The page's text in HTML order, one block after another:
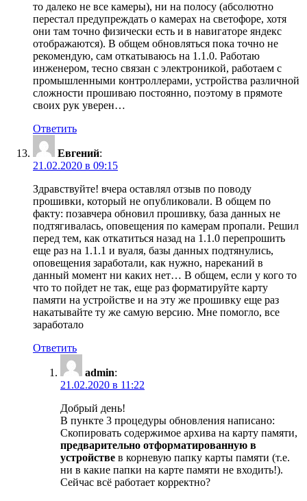
то далеко не все камеры), ни на полосу (абсолютно
перестал предупреждать о камерах на светофоре, хотя
они там точно физически есть и в навигаторе яндекс
отображаются). В общем обновляться пока точно не
рекомендую, сам откатываюсь на 1.1.0. Работаю
инженером, тесно связан с электроникой, работаем с
промышленными контроллерами, устройства различной
сложности прошиваю постоянно, поэтому в прямоте
своих рук уверен…
Ответить
Евгений:
21.02.2020 в 09:15
Здравствуйте! вчера оставлял отзыв по поводу
прошивки, который не опубликовали. В общем по
факту: позавчера обновил прошивку, база данных не
подтягивалась, оповещения по камерам пропали. Решил
перед тем, как откатиться назад на 1.1.0 перепрошить
еще раз на 1.1.1 и вуаля, базы данных подтянулись,
оповещения заработали, как нужно, нареканий в
данный момент ни каких нет… В общем, если у кого то
что то пойдет не так, еще раз форматируйте карту
памяти на устройстве и на эту же прошивку еще раз
накатывайте ту же самую версию. Мне помогло, все
заработало
Ответить
admin:
21.02.2020 в 11:22
Добрый день!
В пункте 3 процедуры обновления написано:
Скопировать содержимое архива на карту памяти,
предварительно отформатированную в
устройстве в корневую папку карты памяти (т.е.
ни в какие папки на карте памяти не входить!).
Сейчас всё работает корректно?